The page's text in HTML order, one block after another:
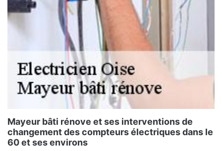
Mayeur bâti rénove et ses interventions de
changement des compteurs électriques dans le
60 et ses environs